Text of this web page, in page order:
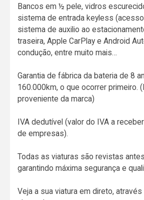
Bancos em ½ pele, vidros
sistema de entrada keyless
sistema de auxilio ao
traseira, Apple CarPlay e Android
condução, entre muito mais…
Garantia de fábrica da bateria de 8
160.000km, o que ocorrer primeiro.
proveniente da marca)
IVA dedutível (valor do IVA a
de empresas).
Todas as viaturas são revistas
garantindo máxima segurança e
Veja a sua viatura em direto,